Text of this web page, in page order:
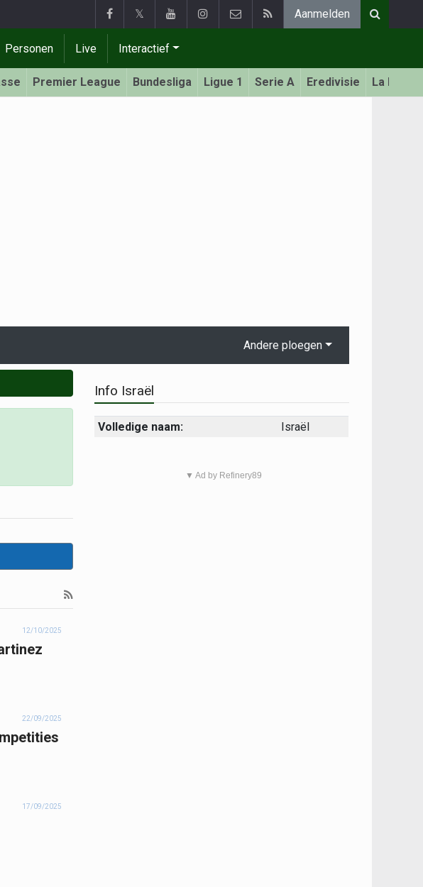
𝕏 Aanmelden
Personen Live Interactief
Premier League Bundesliga Ligue 1 Serie A Eredivisie La Liga
Andere ploegen
12/10/2025
22/09/2025
17/09/2025
Info Israël
Volledige naam: Israël
▼ Ad by Refinery89